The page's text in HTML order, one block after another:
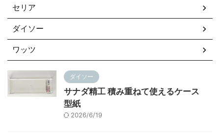
セリア
ダイソー
ワッツ
ダイソー
サナダ精工 積み重ねて使えるケース
型紙
2026/6/19